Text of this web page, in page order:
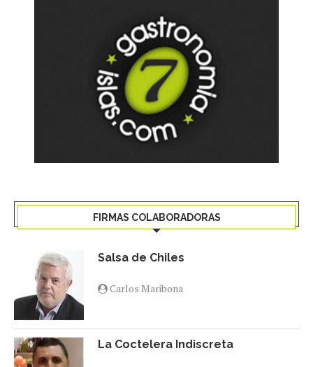
FIRMAS COLABORADORAS
Salsa de Chiles
Carlos Maribona
La Coctelera Indiscreta